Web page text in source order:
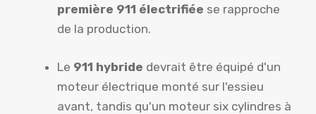
première 911 électrifiée se rapproche
de la production.
Le 911 hybride devrait être équipé d'un
moteur électrique monté sur l'essieu
avant, tandis qu'un moteur six cylindres à